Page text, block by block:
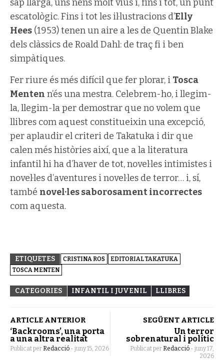
sap llarga, uns nens molt vius i, fins i tot, un punt
escatològic. Fins i tot les il·lustracions d’Elly
Hees (1953) tenen un aire a les de Quentin Blake
dels clàssics de Roald Dahl: de traç fi i ben
simpàtiques.
Fer riure és més difícil que fer plorar, i Tosca
Menten n’és una mestra. Celebrem-ho, i llegim-
la, llegim-la per demostrar que no volem que
llibres com aquest constitueixin una excepció,
per aplaudir el criteri de Takatuka i dir que
calen més històries així, que a la literatura
infantil hi ha d’haver de tot, novel·les intimistes i
novel·les d’aventures i novel·les de terror… i, sí,
també novel·les saborosament incorrectes
com aquesta.
ETIQUETES CRISTINA ROS
EDITORIAL TAKATUKA
TOSCA MENTEN
CATEGORIES INFANTIL I JUVENIL LLIBRES
ARTICLE ANTERIOR
‘Backrooms’, una porta
a una altra realitat
Publicat per Redacció - juny 15, 2026
SEGÜENT ARTICLE
Un terror
sobrenatural i polític
Publicat per Redacció - juny 17,
2026